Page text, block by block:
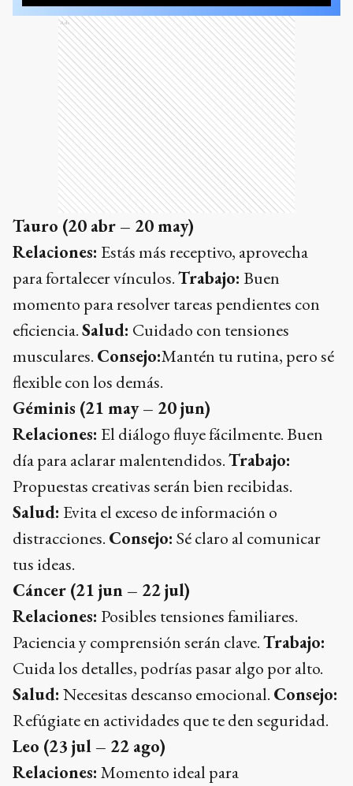
Ads
Tauro (20 abr – 20 may)
Relaciones: Estás más receptivo, aprovecha
para fortalecer vínculos.Trabajo: Buen
momento para resolver tareas pendientes con
eficiencia.Salud: Cuidado con tensiones
musculares. Consejo:Mantén tu rutina, pero sé
flexible con los demás.
Géminis (21 may – 20 jun)
Relaciones: El diálogo fluye fácilmente. Buen
día para aclarar malentendidos.Trabajo:
Propuestas creativas serán bien recibidas.
Salud: Evita el exceso de información o
distracciones. Consejo: Sé claro al comunicar
tus ideas.
Cáncer (21 jun – 22 jul)
Relaciones: Posibles tensiones familiares.
Paciencia y comprensión serán clave.Trabajo:
Cuida los detalles, podrías pasar algo por alto.
Salud: Necesitas descanso emocional. Consejo:
Refúgiate en actividades que te den seguridad.
Leo (23 jul – 22 ago)
Relaciones: Momento ideal para